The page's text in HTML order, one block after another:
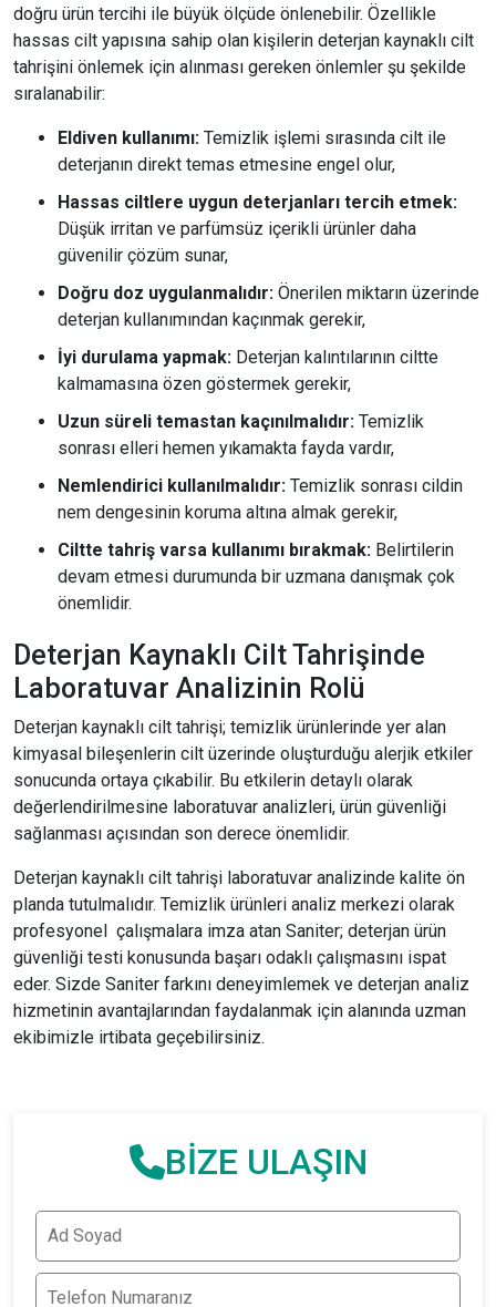
doğru ürün tercihi ile büyük ölçüde önlenebilir. Özellikle
hassas cilt yapısına sahip olan kişilerin deterjan kaynaklı cilt
tahrişini önlemek için alınması gereken önlemler şu şekilde
sıralanabilir:
Eldiven kullanımı: Temizlik işlemi sırasında cilt ile
deterjanın direkt temas etmesine engel olur,
Hassas ciltlere uygun deterjanları tercih etmek:
Düşük irritan ve parfümsüz içerikli ürünler daha
güvenilir çözüm sunar,
Doğru doz uygulanmalıdır: Önerilen miktarın üzerinde
deterjan kullanımından kaçınmak gerekir,
İyi durulama yapmak: Deterjan kalıntılarının ciltte
kalmamasına özen göstermek gerekir,
Uzun süreli temastan kaçınılmalıdır: Temizlik
sonrası elleri hemen yıkamakta fayda vardır,
Nemlendirici kullanılmalıdır: Temizlik sonrası cildin
nem dengesinin koruma altına almak gerekir,
Ciltte tahriş varsa kullanımı bırakmak: Belirtilerin
devam etmesi durumunda bir uzmana danışmak çok
önemlidir.
Deterjan Kaynaklı Cilt Tahrişinde
Laboratuvar Analizinin Rolü
Deterjan kaynaklı cilt tahrişi; temizlik ürünlerinde yer alan
kimyasal bileşenlerin cilt üzerinde oluşturduğu alerjik etkiler
sonucunda ortaya çıkabilir. Bu etkilerin detaylı olarak
değerlendirilmesine laboratuvar analizleri, ürün güvenliği
sağlanması açısından son derece önemlidir.
Deterjan kaynaklı cilt tahrişi laboratuvar analizinde kalite ön
planda tutulmalıdır. Temizlik ürünleri analiz merkezi olarak
profesyonel çalışmalara imza atan Saniter; deterjan ürün
güvenliği testi konusunda başarı odaklı çalışmasını ispat
eder. Sizde Saniter farkını deneyimlemek ve deterjan analiz
hizmetinin avantajlarından faydalanmak için alanında uzman
ekibimizle irtibata geçebilirsiniz.
BİZE ULAŞIN